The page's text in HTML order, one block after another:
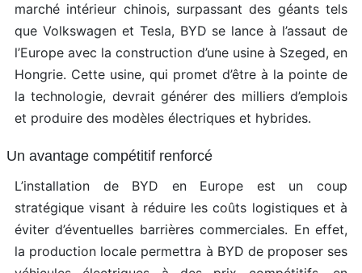
marché intérieur chinois, surpassant des géants tels
que Volkswagen et Tesla, BYD se lance à l’assaut de
l’Europe avec la construction d’une usine à Szeged, en
Hongrie. Cette usine, qui promet d’être à la pointe de
la technologie, devrait générer des milliers d’emplois
et produire des modèles électriques et hybrides.
Un avantage compétitif renforcé
L’installation de BYD en Europe est un coup
stratégique visant à réduire les coûts logistiques et à
éviter d’éventuelles barrières commerciales. En effet,
la production locale permettra à BYD de proposer ses